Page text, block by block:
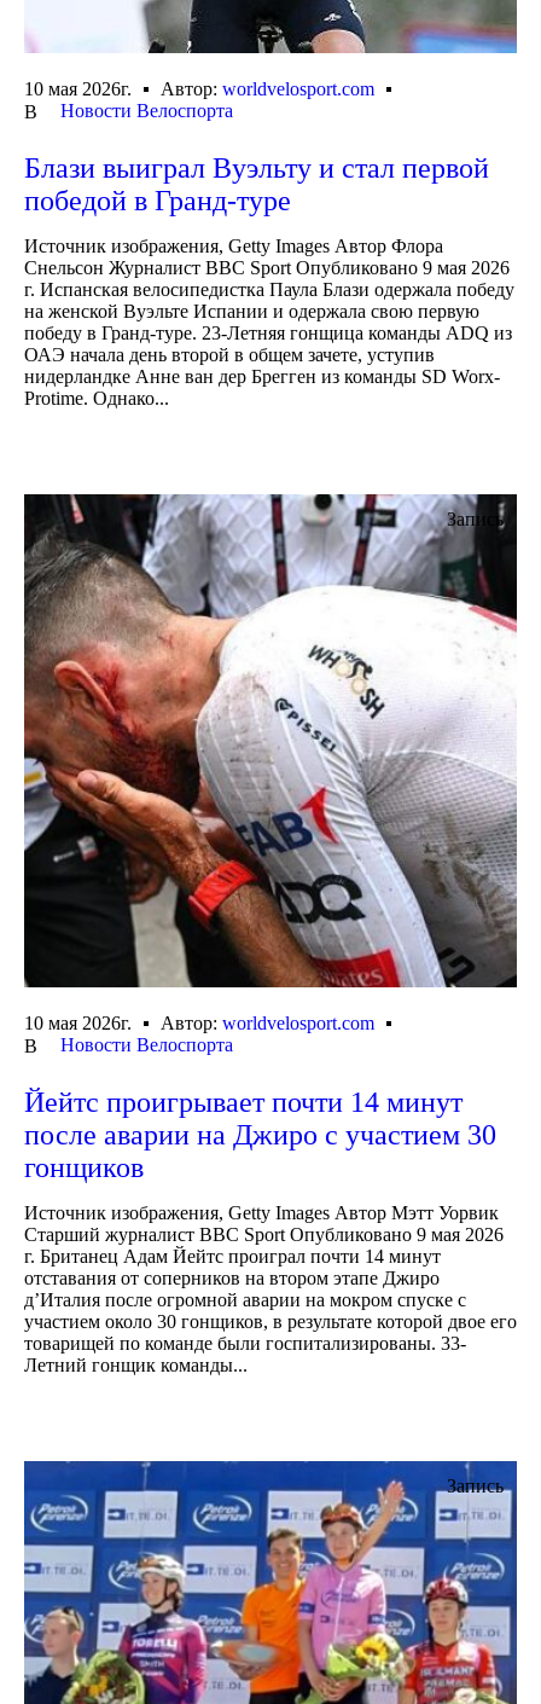
10 мая 2026г. Автор: worldvelosport.com
В
Новости Велоспорта
Блази выиграл Вуэльту и стал первой
победой в Гранд-туре
Источник изображения, Getty Images Автор Флора
Снельсон Журналист BBC Sport Опубликовано 9 мая 2026
г. Испанская велосипедистка Паула Блази одержала победу
на женской Вуэльте Испании и одержала свою первую
победу в Гранд-туре. 23-Летняя гонщица команды ADQ из
ОАЭ начала день второй в общем зачете, уступив
нидерландке Анне ван дер Брегген из команды SD Worx-
Protime. Однако...
Запись
10 мая 2026г. Автор: worldvelosport.com
В
Новости Велоспорта
Йейтс проигрывает почти 14 минут
после аварии на Джиро с участием 30
гонщиков
Источник изображения, Getty Images Автор Мэтт Уорвик
Старший журналист BBC Sport Опубликовано 9 мая 2026
г. Британец Адам Йейтс проиграл почти 14 минут
отставания от соперников на втором этапе Джиро
д’Италия после огромной аварии на мокром спуске с
участием около 30 гонщиков, в результате которой двое его
товарищей по команде были госпитализированы. 33-
Летний гонщик команды...
Запись